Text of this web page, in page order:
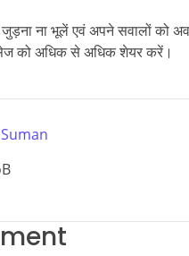
जुड़ना ना भूलें एवं अपने सवालों
को अधिक से अधिक शेयर करें।